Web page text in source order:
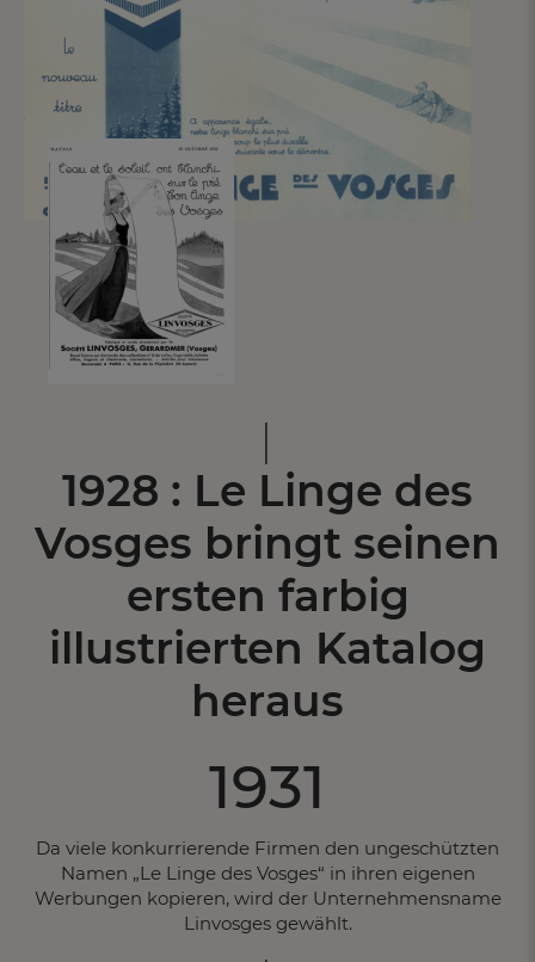
1928 : Le Linge des
Vosges bringt seinen
ersten farbig
illustrierten Katalog
heraus
1931
Da viele konkurrierende Firmen den ungeschützten
Namen „Le Linge des Vosges“ in ihren eigenen
Werbungen kopieren, wird der Unternehmensname
Linvosges gewählt.